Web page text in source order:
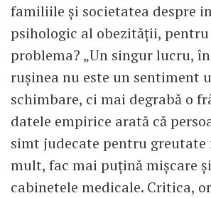
familiile și societatea despre
psihologic al obezității, pentru
problema? „Un singur lucru,
rușinea nu este un sentiment
schimbare, ci mai degrabă o
datele empirice arată că
simt judecate pentru greutate
mult, fac mai puțină mișcare
cabinetele medicale. Critica,